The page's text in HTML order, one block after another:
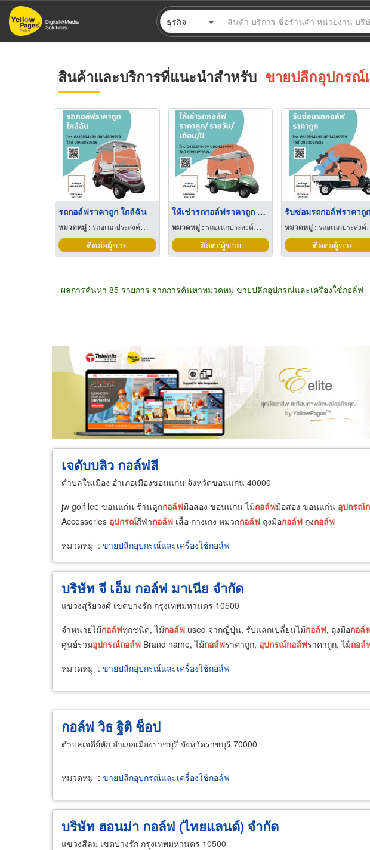
ข้าม
ไป
ธุรกิจ
สินค้าและบริการที่แนะนำสำหรับ ขายปลีกอุปกรณ์
รถกอล์ฟราคาถูก ใกล้ฉัน
หมวดหมู่ : รถอเนกประสงค์สำหรับสนามกอล์ฟ
ติดต่อผู้ขาย
ให้เช่ารถกอล์ฟราคาถูก รายวัน/รายเดือน/รายปี
หมวดหมู่ : รถอเนกประสงค์สำหรับสนามกอล์ฟ
ติดต่อผู้ขาย
รับซ่อมรถกอล์ฟราคาถูก
หมวดหมู่ : รถอเนกประสงค์สำหรับสนามกอล์ฟ
ติดต่อผู้ขาย
ผลการค้นหา 85 รายการ จากการค้นหาหมวดหมู่ ขายปลีกอุปกรณ์และเครื่องใช้กอล์ฟ
ขายส่ง ขายปลีก ผู้ผลิต ตัวแทนจัดจำหน่าย ผู้ส่งออก/นำเข้า
เจดับบลิว กอล์ฟลี
ตำบลในเมือง อำเภอเมืองขอนแก่น จังหวัดขอนแก่น 40000
jw golf lee ขอนแก่น ร้านลูกกอล์ฟมือสอง ขอนแก่น ไม้กอล์ฟมือสอง ขอนแก่น อุปกรณ์
Accessories อุปกรณ์กีฬากอล์ฟ เสื้อ กางเกง หมวกกอล์ฟ ถุงมือกอล์ฟ ถุงกอล์ฟ
หมวดหมู่ : ขายปลีกอุปกรณ์และเครื่องใช้กอล์ฟ
บริษัท จี เอ็ม กอล์ฟ มาเนีย จำกัด
แขวงสุริยวงศ์ เขตบางรัก กรุงเทพมหานคร 10500
จำหน่ายไม้กอล์ฟทุกชนิด, ไม้กอล์ฟ used จากญี่ปุ่น, รับแลกเปลี่ยนไม้กอล์ฟ, ถุงมือกอล์
ศูนย์รวมอุปกรณ์กอล์ฟ Brand name, ไม้กอล์ฟราคาถูก, อุปกรณ์กอล์ฟราคาถูก, ไม้กอล์
หมวดหมู่ : ขายปลีกอุปกรณ์และเครื่องใช้กอล์ฟ
กอล์ฟ วิธ ฐิติ ช็อป
ตำบลเจดีย์หัก อำเภอเมืองราชบุรี จังหวัดราชบุรี 70000
หมวดหมู่ : ขายปลีกอุปกรณ์และเครื่องใช้กอล์ฟ
บริษัท ฮอนม่า กอล์ฟ (ไทยแลนด์) จำกัด
แขวงสีลม เขตบางรัก กรุงเทพมหานคร 10500